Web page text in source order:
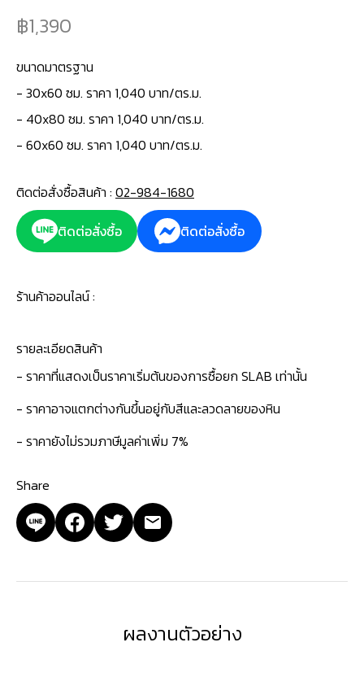
1,390
ขนาดมาตรฐาน
- 30x60 ซม. ราคา 1,040 บาท/ตร.ม.
- 40x80 ซม. ราคา 1,040 บาท/ตร.ม.
- 60x60 ซม. ราคา 1,040 บาท/ตร.ม.
ติดต่อสั่งซื้อสินค้า : 02-984-1680
ติดต่อสั่งซื้อ
ติดต่อสั่งซื้อ
ร้านค้าออนไลน์ :
รายละเอียดสินค้า
- ราคาที่แสดงเป็นราคาเริ่มต้นของการซื้อยก SLAB เท่านั้น
- ราคาอาจแตกต่างกันขึ้นอยู่กับสีและลวดลายของหิน
- ราคายังไม่รวมภาษีมูลค่าเพิ่ม 7%
Share
ผลงานตัวอย่าง